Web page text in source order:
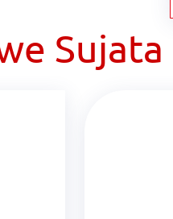
Sujata